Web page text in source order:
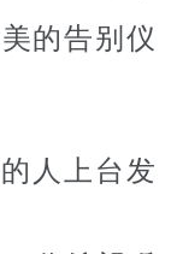
的告别仪
人上台发